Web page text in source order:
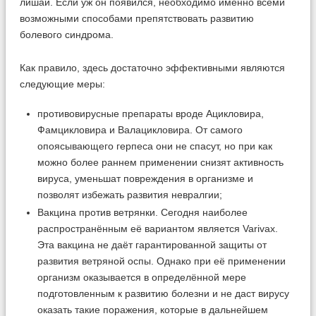
возможными способами препятствовать развитию
болевого синдрома.
Как правило, здесь достаточно эффективными являются
следующие меры:
противовирусные препараты вроде Ацикловира,
Фамцикловира и Валацикловира. От самого
опоясывающего герпеса они не спасут, но при как
можно более раннем применении снизят активность
вируса, уменьшат повреждения в организме и
позволят избежать развития невралгии;
Вакцина против ветрянки. Сегодня наиболее
распространённым её вариантом является Varivax.
Эта вакцина не даёт гарантированной защиты от
развития ветряной оспы. Однако при её применении
организм оказывается в определённой мере
подготовленным к развитию болезни и не даст вирусу
оказать такие поражения, которые в дальнейшем